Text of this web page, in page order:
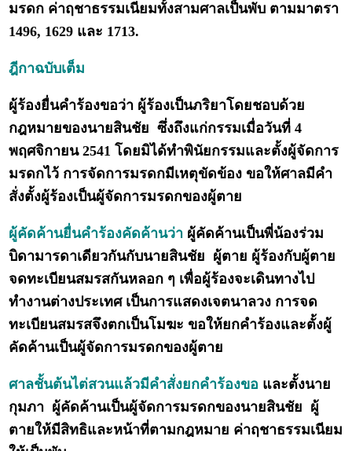
มรดก ค่าฤชาธรรมเนียมทั้งสามศาลเป็นพับ ตามมาตรา
1496, 1629 และ 1713.
ฎีกาฉบับเต็ม
ผู้ร้องยื่นคำร้องขอว่า ผู้ร้องเป็นภริยาโดยชอบด้วย
กฎหมายของนายสินชัย ซึ่งถึงแก่กรรมเมื่อวันที่ 4
พฤศจิกายน 2541 โดยมิได้ทำพินัยกรรมและตั้งผู้จัดการ
มรดกไว้ การจัดการมรดกมีเหตุขัดข้อง ขอให้ศาลมีคำ
สั่งตั้งผู้ร้องเป็นผู้จัดการมรดกของผู้ตาย
ผู้คัดค้านยื่นคำร้องคัดค้านว่า ผู้คัดค้านเป็นพี่น้องร่วม
บิดามารดาเดียวกันกับนายสินชัย ผู้ตาย ผู้ร้องกับผู้ตาย
จดทะเบียนสมรสกันหลอก ๆ เพื่อผู้ร้องจะเดินทางไป
ทำงานต่างประเทศ เป็นการแสดงเจตนาลวง การจด
ทะเบียนสมรสจึงตกเป็นโมฆะ ขอให้ยกคำร้องและตั้งผู้
คัดค้านเป็นผู้จัดการมรดกของผู้ตาย
ศาลชั้นต้นไต่สวนแล้วมีคำสั่งยกคำร้องขอ และตั้งนาย
กุมภา ผู้คัดค้านเป็นผู้จัดการมรดกของนายสินชัย ผู้
ตายให้มีสิทธิและหน้าที่ตามกฎหมาย ค่าฤชาธรรมเนียม